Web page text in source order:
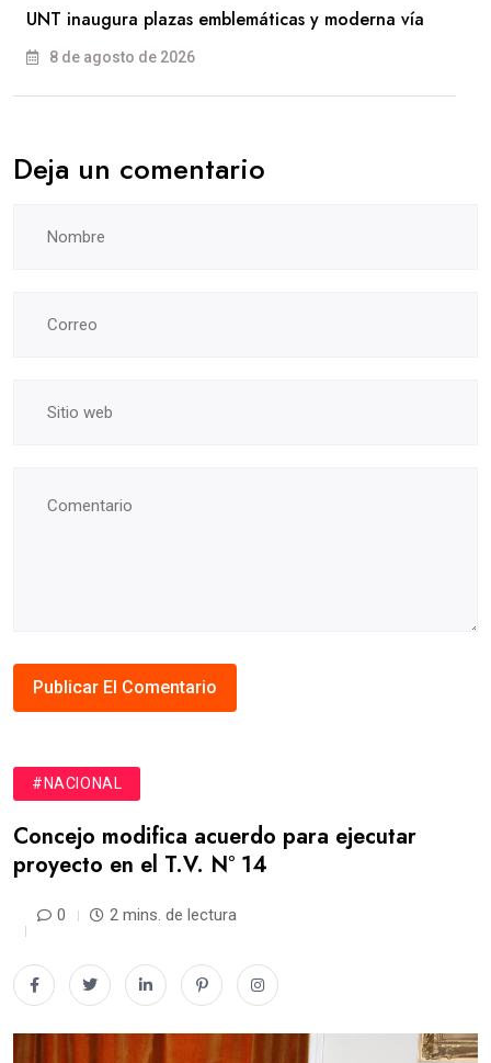
UNT inaugura plazas emblemáticas y moderna vía
8 de agosto de 2026
Deja un comentario
#NACIONAL
Concejo modifica acuerdo para ejecutar
proyecto en el T.V. N° 14
0 2 mins. de lectura